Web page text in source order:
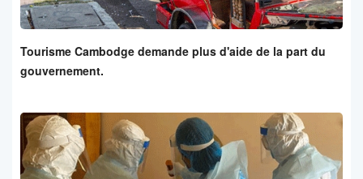
Tourisme Cambodge demande plus d'aide de la part du
gouvernement.